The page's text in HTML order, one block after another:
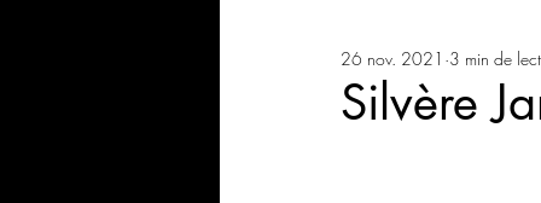
FNAC LIVE 2019
Silvère
26 nov. 2021 3 min de